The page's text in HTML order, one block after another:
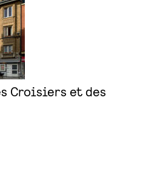
Croisiers et des